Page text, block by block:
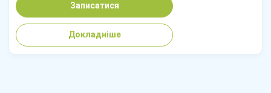
Записатися
Докладніше